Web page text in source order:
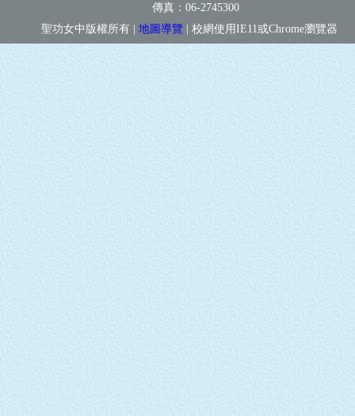
傳真： 06-2745300
聖功女中版權所有 | 地圖導覽 | 校網使用IE11或Chrome瀏覽器